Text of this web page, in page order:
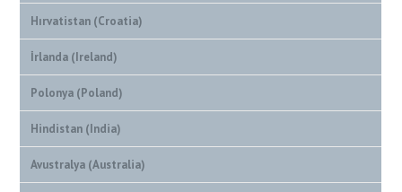
Hırvatistan (Croatia)
İrlanda (Ireland)
Polonya (Poland)
Hindistan (India)
Avustralya (Australia)